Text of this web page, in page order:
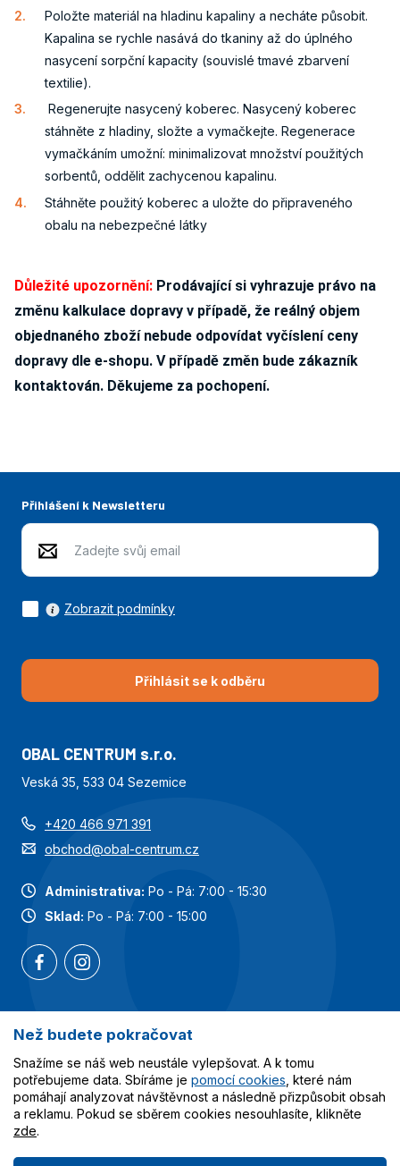
Položte materiál na hladinu kapaliny a necháte působit.
Kapalina se rychle nasává do tkaniny až do úplného
nasycení sorpční kapacity (souvislé tmavé zbarvení
textilie).
Regenerujte nasycený koberec. Nasycený koberec
stáhněte z hladiny, složte a vymačkejte. Regenerace
vymačkáním umožní: minimalizovat množství použitých
sorbentů, oddělit zachycenou kapalinu.
Stáhněte použitý koberec a uložte do připraveného
obalu na nebezpečné látky
Důležité upozornění: Prodávající si vyhrazuje právo na
změnu kalkulace dopravy v případě, že reálný objem
objednaného zboží nebude odpovídat vyčíslení ceny
dopravy dle e-shopu. V případě změn bude zákazník
kontaktován. Děkujeme za pochopení.
Přihlášení k Newsletteru
Přihlásit se k odběru
Zobrazit podmínky
OBAL CENTRUM s.r.o.
Veská 35, 533 04 Sezemice
+420 466 971 391
obchod@obal-centrum.cz
Administrativa: Po - Pá: 7:00 - 15:30
Sklad: Po - Pá: 7:00 - 15:00
Nejoblíbenější kategorie
Služby
Vše o nákupu
Než budete pokračovat
Snažíme se náš web neustále vylepšovat. A k tomu
potřebujeme data. Sbíráme je pomocí cookies , které nám
pomáhají analyzovat návštěvnost a následně přizpůsobit obsah
a reklamu. Pokud se sběrem cookies nesouhlasíte, klikněte
zde.